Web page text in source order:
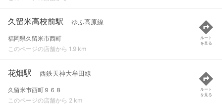
久留米高校前駅 ゆふ高原線
福岡県久留米市西町
このページの店舗から 1.9 km
ルート
を見る
花畑駅 西鉄天神大牟田線
久留米市西町９６８
このページの店舗から 2 km
ルート
を見る